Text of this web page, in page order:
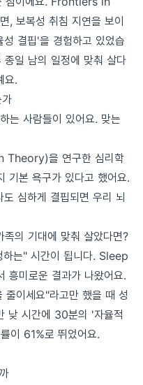
보복성 취침 지연을 보이
결핍'을 경험하고 있었습
일 남의 일정에 맞춰 살다
요.
는 사람들이 있어요. 맞는
을 연구한 심리학
기본 욕구가 있다고 했어요.
심하게 결핍되면 우리 뇌
의 기대에 맞춰 살았다면?
하는" 시간이 됩니다. Sleep
미로운 결과가 나왔어요.
줄이세요"라고만 했을 때 성
낮 시간에 30분의 '자율적
이 61%로 뛰었어요.